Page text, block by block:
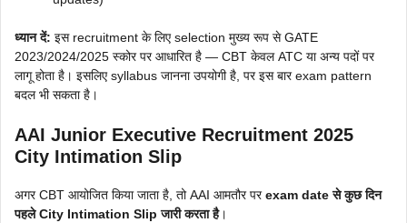
ध्यान दें: इस recruitment के लिए selection मुख्य रूप से GATE
2023/2024/2025 स्कोर पर आधारित है — CBT केवल ATC या अन्य पदों पर
लागू होता है। इसलिए syllabus जानना उपयोगी है, पर इस बार exam pattern
बदल भी सकता है।
AAI Junior Executive Recruitment 2025
City Intimation Slip
अगर CBT आयोजित किया जाता है, तो AAI आमतौर परexam date से कुछ दिन
पहले City Intimation Slip जारी करता है।